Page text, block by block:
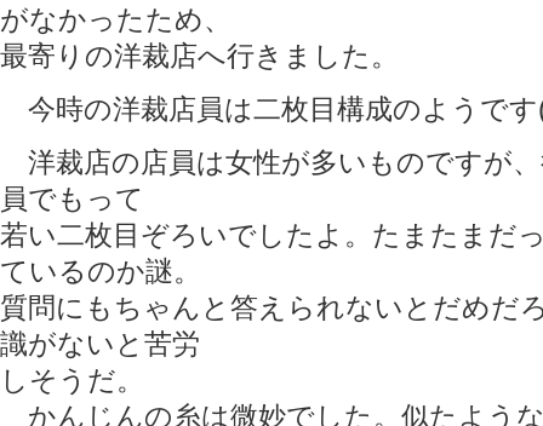
がなかったため、
最寄りの洋裁店へ行きました。
今時の洋裁店員は二枚目構成のようで
洋裁店の店員は女性が多いものですが
員でもって
若い二枚目ぞろいでしたよ。たまたまだ
ているのか謎。
質問にもちゃんと答えられないとだめだ
識がないと苦労
しそうだ。
かんじんの糸は微妙でした。似たよう